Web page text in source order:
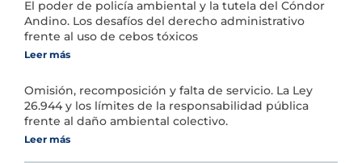
El poder de policía ambiental y la tutela del Cóndor
Andino. Los desafíos del derecho administrativo
frente al uso de cebos tóxicos
Leer más
Omisión, recomposición y falta de servicio. La Ley
26.944 y los límites de la responsabilidad pública
frente al daño ambiental colectivo.
Leer más